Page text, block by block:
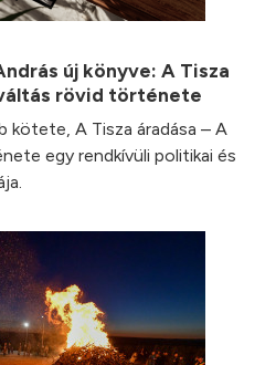
új könyve: A Tisza
rövid története
kötete, A Tisza áradása – A
egy rendkívüli politikai és